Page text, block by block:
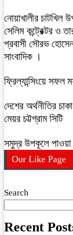
নোয়াখালীর চাটখিল
সেলিম কন্ট্রেক্টর ও
প্রবাসী সৌরভ
সাংবাদিক ।
ফ্রিল্যান্সিংয়ে সফল
দেশের অর্থনীতির
মেয়র চট্টগ্রাম সিটি
সমুদ্র উপকূলে পাওয়া
Our Like Page
Search
Recent